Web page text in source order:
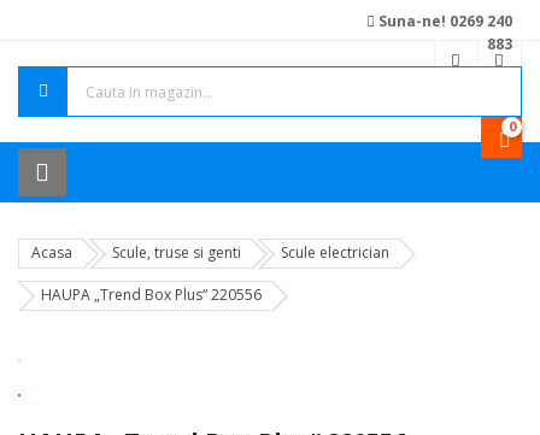
Suna-ne! 0269 240
883
0
Acasa Scule, truse si genti Scule electrician
HAUPA „Trend Box Plus“ 220556